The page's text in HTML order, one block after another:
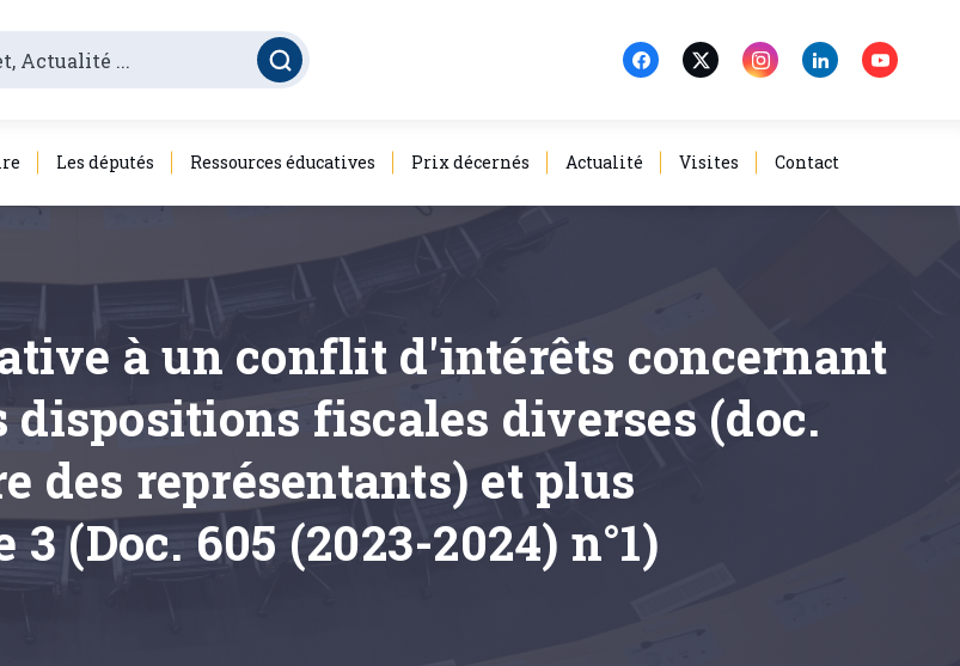
Les députés Ressources éducatives Prix décernés Actualité Visites Contact
à un conflit d'intérêts concernant
fiscales diverses (doc.
des représentants) et plus
(Doc. 605 (2023-2024) n°1)